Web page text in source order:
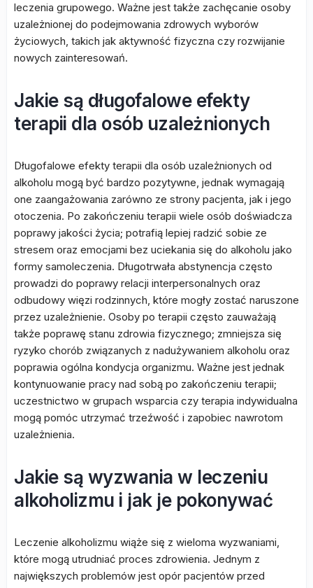
leczenia grupowego. Ważne jest także zachęcanie osoby
uzależnionej do podejmowania zdrowych wyborów
życiowych, takich jak aktywność fizyczna czy rozwijanie
nowych zainteresowań.
Jakie są długofalowe efekty
terapii dla osób uzależnionych
Długofalowe efekty terapii dla osób uzależnionych od
alkoholu mogą być bardzo pozytywne, jednak wymagają
one zaangażowania zarówno ze strony pacjenta, jak i jego
otoczenia. Po zakończeniu terapii wiele osób doświadcza
poprawy jakości życia; potrafią lepiej radzić sobie ze
stresem oraz emocjami bez uciekania się do alkoholu jako
formy samoleczenia. Długotrwała abstynencja często
prowadzi do poprawy relacji interpersonalnych oraz
odbudowy więzi rodzinnych, które mogły zostać naruszone
przez uzależnienie. Osoby po terapii często zauważają
także poprawę stanu zdrowia fizycznego; zmniejsza się
ryzyko chorób związanych z nadużywaniem alkoholu oraz
poprawia ogólna kondycja organizmu. Ważne jest jednak
kontynuowanie pracy nad sobą po zakończeniu terapii;
uczestnictwo w grupach wsparcia czy terapia indywidualna
mogą pomóc utrzymać trzeźwość i zapobiec nawrotom
uzależnienia.
Jakie są wyzwania w leczeniu
alkoholizmu i jak je pokonywać
Leczenie alkoholizmu wiąże się z wieloma wyzwaniami,
które mogą utrudniać proces zdrowienia. Jednym z
największych problemów jest opór pacjentów przed